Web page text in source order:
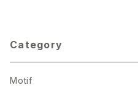
Category
Motif